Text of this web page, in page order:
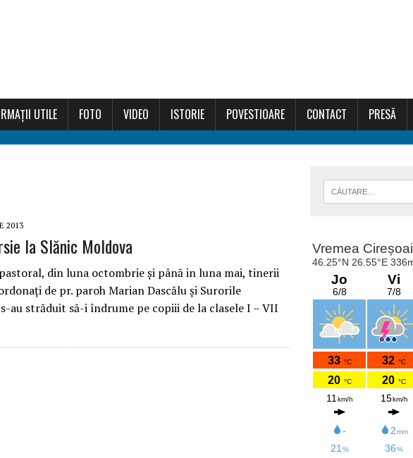
UTILE FOTO VIDEO ISTORIE POVESTIOARE CONTACT PRESĂ
2013
la Slănic Moldova
din luna octombrie și până in luna mai, tinerii
de pr. paroh Marian Dascălu și Surorile
au străduit să-i îndrume pe copiii de la clasele I – VII